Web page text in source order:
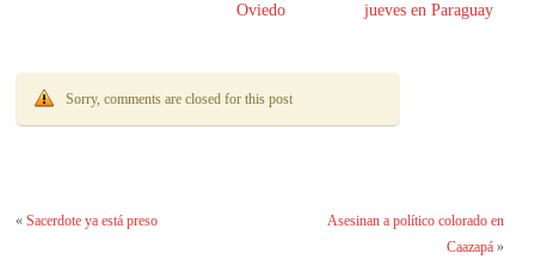
Oviedo
jueves en Paraguay
Sorry, comments are closed for this post
«Sacerdote ya está preso
Asesinan a político colorado en
Caazapá»